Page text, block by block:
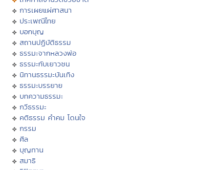
การเผยแผ่ศาสนา
ประเพณีไทย
บอกบุญ
สถานปฏิบัติธรรม
ธรรมะจากหลวงพ่อ
ธรรมะกับเยาวชน
นิทานธรรมะบันเทิง
ธรรมะบรรยาย
บทความธรรมะ
กวีธรรมะ
คติธรรม คำคม โดนใจ
กรรม
ศีล
บุญทาน
สมาธิ